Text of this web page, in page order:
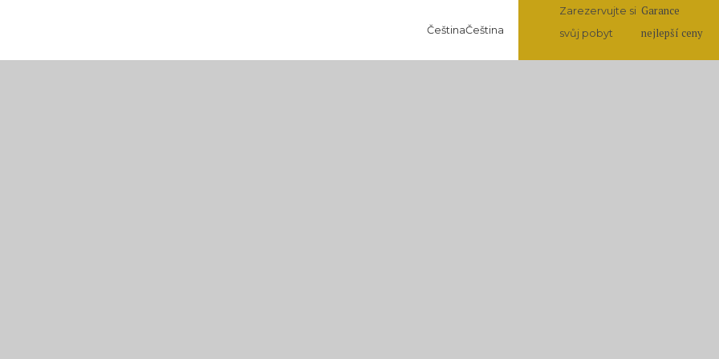
ČeštinaČeština
Zarezervujte si
svůj pobyt
Garance
nejlepší ceny